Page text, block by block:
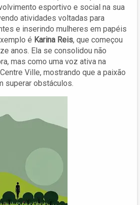
esportivo e social na sua
atividades voltadas para
e inserindo mulheres em papéis
é Karina Reis, que começou
anos. Ela se consolidou não
mas como uma voz ativa na
Ville, mostrando que a paixão
superar obstáculos.